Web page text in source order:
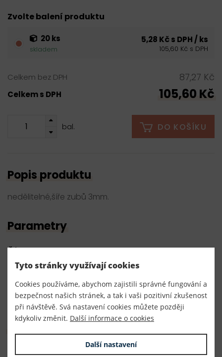
Zvolte balení produktu
20 ks
skladem
5,28 Kč s DPH / ks
105,60 Kč s DPH
Celkem bez DPH 87,27 Kč
Celkem s DPH 105,60 Kč
bal. DO KOŠÍKU
Popis produktu
nedělitelné,šíře zubů 3mm.
Parametry
Číslo produktu:
240034/m
Dodavatel
TKACZIK s.r.o.
Tyto stránky využívají cookies
Cookies používáme, abychom zajistili správné fungování a
bezpečnost našich stránek, a tak i vaši pozitivní zkušenost
při návštěvě. Svá nastavení cookies můžete později
kdykoliv změnit. Další informace o cookies
Další nastavení